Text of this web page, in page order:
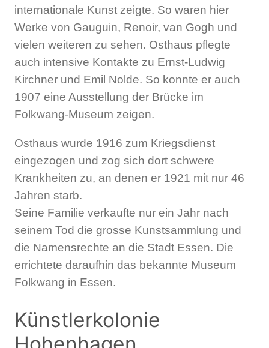
internationale Kunst zeigte. So waren hier
Werke von Gauguin, Renoir, van Gogh und
vielen weiteren zu sehen. Osthaus pflegte
auch intensive Kontakte zu Ernst-Ludwig
Kirchner und Emil Nolde. So konnte er auch
1907 eine Ausstellung der Brücke im
Folkwang-Museum zeigen.
Osthaus wurde 1916 zum Kriegsdienst
eingezogen und zog sich dort schwere
Krankheiten zu, an denen er 1921 mit nur 46
Jahren starb.
Seine Familie verkaufte nur ein Jahr nach
seinem Tod die grosse Kunstsammlung und
die Namensrechte an die Stadt Essen. Die
errichtete daraufhin das bekannte Museum
Folkwang in Essen.
Künstlerkolonie